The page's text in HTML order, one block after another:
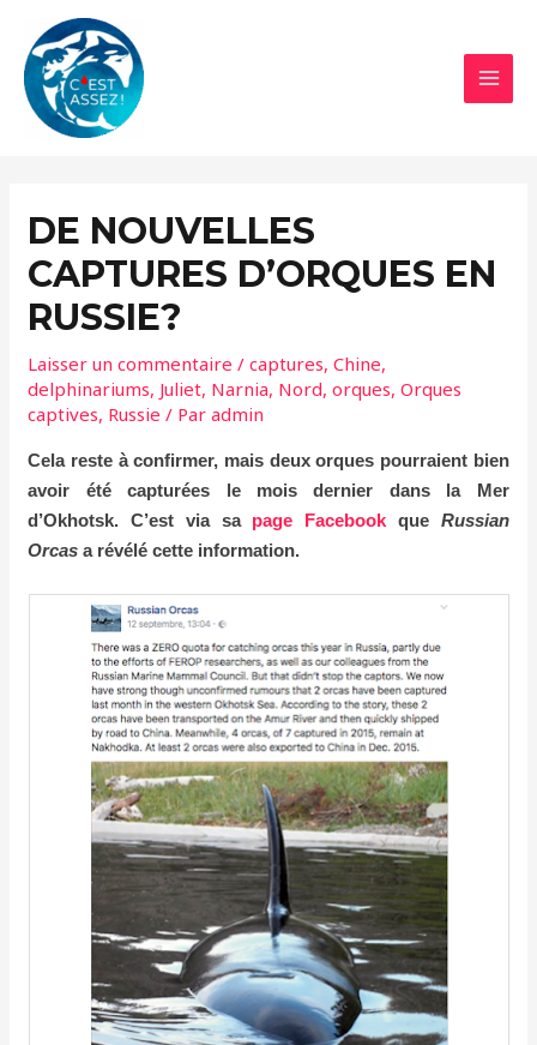
contenu
DE NOUVELLES
CAPTURES D’ORQUES EN
RUSSIE?
Laisser un commentaire /captures,Chine,
delphinariums, Juliet, Narnia, Nord,orques,Orques
captives, Russie / Paradmin
Cela reste à confirmer, mais deux orques pourraient bien
avoir été capturées le mois dernier dans la Mer
d’Okhotsk. C’est via sa page Facebook que Russian
Orcasa révélé cette information.